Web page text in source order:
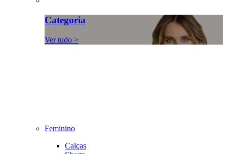
Categoria
Ver tudo >
Feminino
Calças